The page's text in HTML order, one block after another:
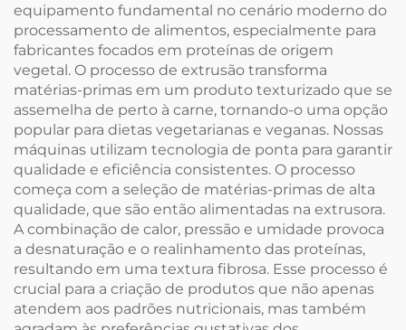
equipamento fundamental no cenário moderno do
processamento de alimentos, especialmente para
fabricantes focados em proteínas de origem
vegetal. O processo de extrusão transforma
matérias-primas em um produto texturizado que se
assemelha de perto à carne, tornando-o uma opção
popular para dietas vegetarianas e veganas. Nossas
máquinas utilizam tecnologia de ponta para garantir
qualidade e eficiência consistentes. O processo
começa com a seleção de matérias-primas de alta
qualidade, que são então alimentadas na extrusora.
A combinação de calor, pressão e umidade provoca
a desnaturação e o realinhamento das proteínas,
resultando em uma textura fibrosa. Esse processo é
crucial para a criação de produtos que não apenas
atendem aos padrões nutricionais, mas também